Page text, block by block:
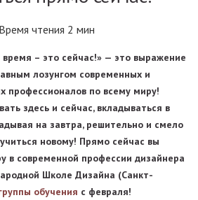
чтения 2 мин
– это сейчас!» — это выражение
лозунгом современных и
профессионалов по всему миру!
здесь и сейчас, вкладываться в
на завтра, решительно и смело
новому! Прямо сейчас вы
в современной профессии дизайнера
Школе Дизайна (Санкт-
обучения с февраля!